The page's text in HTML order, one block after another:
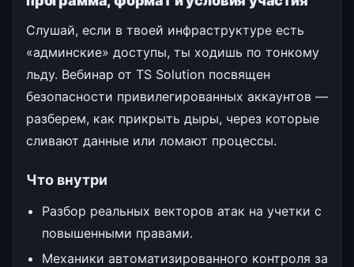
Слушай, если в твоей инфраструктуре есть
«админские» доступы, ты ходишь по тонкому
льду. Вебинар от TS Solution посвящен
безопасности привилегированных аккаунтов —
разберем, как прикрыть дыры, через которые
сливают данные или ломают процессы.
Что внутри
Разбор реальных векторов атак на учетки с
повышенными правами.
Механики автоматизированного контроля за